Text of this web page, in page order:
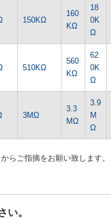
150KΩ
160
KΩ
18
0K
Ω
510KΩ
560
KΩ
62
0K
Ω
3MΩ
3.3
MΩ
3.9
M
Ω
らご指摘をお願い致します。
い。